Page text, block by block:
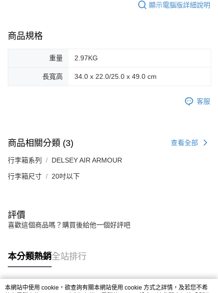
顯示電腦版詳細說明
商品規格
重量 2.97KG
長寬高 34.0 x 22.0/25.0 x 49.0 cm
客服
商品相關分類 (3) 查看全部
行李箱系列 DELSEY AIR ARMOUR
行李箱尺寸 20吋以下
評價
喜歡這個商品嗎？購買後給他一個好評吧
本分類熱銷全站排行
本網站中使用 cookie，欲查詢有關本網站使用 cookie 方式之詳情，及若您不希